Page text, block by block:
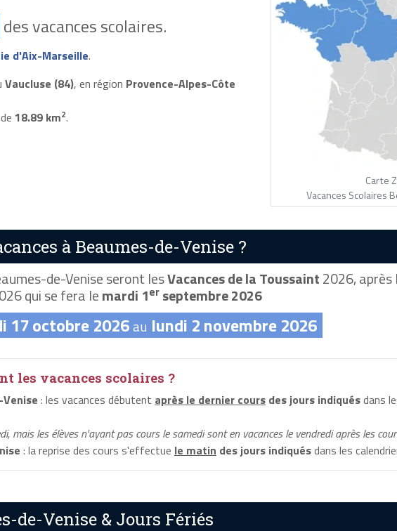
des vacances scolaires.
d'Aix-Marseille.
Vaucluse (84), en région Provence-Alpes-Côte
18.89 km2.
Carte
Vacances Scolaires
à Beaumes-de-Venise ?
de-Venise seront lesVacances de la Toussaint2026,
qui se fera lemardi 1er septembre 2026
17 octobre 2026au lundi 2 novembre 2026
les vacances scolaires ?
: les vacances débutent après le dernier cours des jours indiquésdans
mais les élèves n'ayant pas cours le samedi sont en vacances le vendredi après les
: la reprise des cours s'effectue le matin des jours indiquésdans les
de-Venise & Jours Fériés